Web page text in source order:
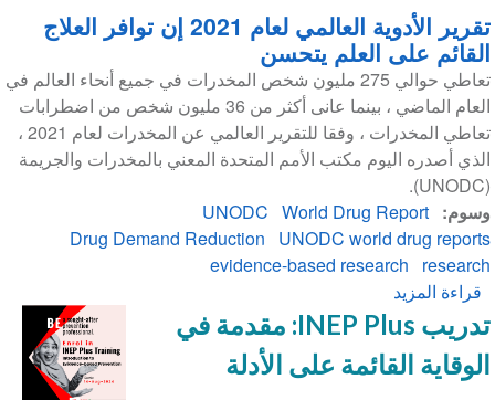
تقرير الأدوية العالمي لعام 2021 إن توافر العلاج
القائم على العلم يتحسن
تعاطي حوالي 275 مليون شخص المخدرات في جميع أنحاء العالم في
العام الماضي ، بينما عانى أكثر من 36 مليون شخص من اضطرابات
تعاطي المخدرات ، وفقا للتقرير العالمي عن المخدرات لعام 2021 ،
الذي أصدره اليوم مكتب الأمم المتحدة المعني بالمخدرات والجريمة
(UNODC).
وسوم
World Drug Report
UNODC
UNODC world drug reports
Drug Demand Reduction
research
evidence-based research
قراءة المزيد
تقرير
العالمي
تدريب INEP Plus: مقدمة في
الوقاية القائمة على الأدلة